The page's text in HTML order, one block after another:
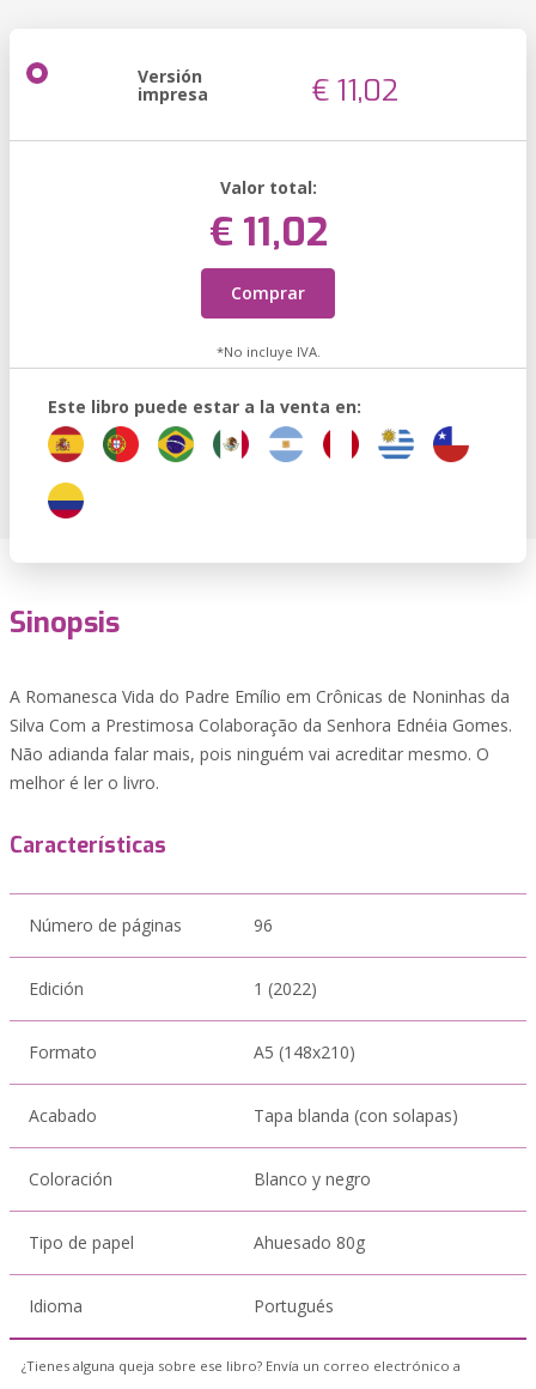
Versión
impresa € 11,02
Valor total:
€ 11,02
Comprar
*No incluye IVA.
Este libro puede estar a la venta en:
Sinopsis
A Romanesca Vida do Padre Emílio em Crônicas de Noninhas da
Silva Com a Prestimosa Colaboração da Senhora Ednéia Gomes.
Não adianda falar mais, pois ninguém vai acreditar mesmo. O
melhor é ler o livro.
Características
Número de páginas 96
Edición 1 (2022)
Formato A5 (148x210)
Acabado Tapa blanda (con solapas)
Coloración Blanco y negro
Tipo de papel Ahuesado 80g
Idioma Portugués
¿Tienes alguna queja sobre ese libro? Envía un correo electrónico a